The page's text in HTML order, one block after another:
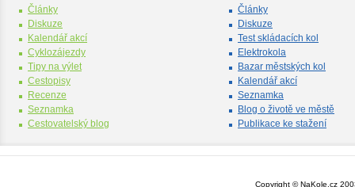
Články
Diskuze
Kalendář akcí
Cyklozájezdy
Tipy na výlet
Cestopisy
Recenze
Seznamka
Cestovatelský blog
Články
Diskuze
Test skládacích kol
Elektrokola
Bazar městských kol
Kalendář akcí
Seznamka
Blog o životě ve městě
Publikace ke stažení
Copyright © NaKole.cz